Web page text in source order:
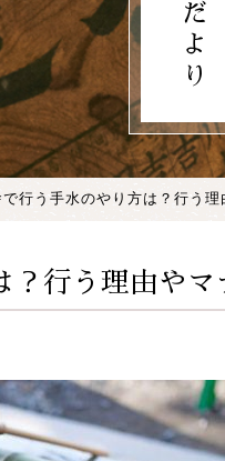
行う手水のやり方は？行う
？行う理由やマ